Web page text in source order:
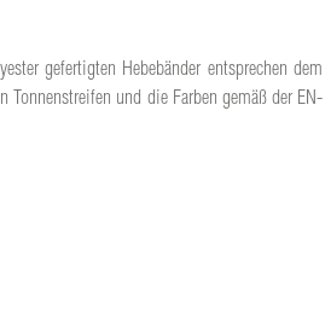
gefertigten Hebebänder entsprechen dem
und die Farben gemäß der EN-